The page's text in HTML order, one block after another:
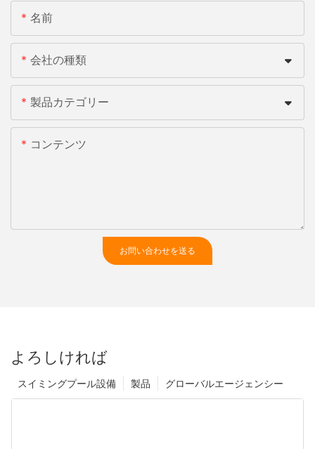
名前
会社の種類
製品カテゴリー
コンテンツ
お問い合わせを送る
よろしければ
グローバルエージェンシー
製品
スイミングプール設備